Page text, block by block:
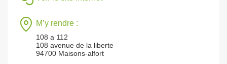
M’y rendre :
108 a 112
108 avenue de la liberte
94700 Maisons-alfort